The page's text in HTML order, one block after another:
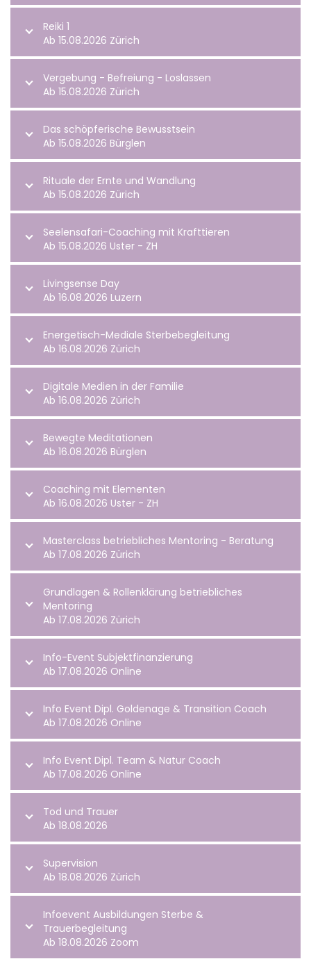
Reiki 1
Ab 15.08.2026 Zürich
Vergebung - Befreiung - Loslassen
Ab 15.08.2026 Zürich
Das schöpferische Bewusstsein
Ab 15.08.2026 Bürglen
Rituale der Ernte und Wandlung
Ab 15.08.2026 Zürich
Seelensafari-Coaching mit Krafttieren
Ab 15.08.2026 Uster - ZH
Livingsense Day
Ab 16.08.2026 Luzern
Energetisch-Mediale Sterbebegleitung
Ab 16.08.2026 Zürich
Digitale Medien in der Familie
Ab 16.08.2026 Zürich
Bewegte Meditationen
Ab 16.08.2026 Bürglen
Coaching mit Elementen
Ab 16.08.2026 Uster - ZH
Masterclass betriebliches Mentoring - Beratung
Ab 17.08.2026 Zürich
Grundlagen & Rollenklärung betriebliches
Mentoring
Ab 17.08.2026 Zürich
Info-Event Subjektfinanzierung
Ab 17.08.2026 Online
Info Event Dipl. Goldenage & Transition Coach
Ab 17.08.2026 Online
Info Event Dipl. Team & Natur Coach
Ab 17.08.2026 Online
Tod und Trauer
Ab 18.08.2026
Supervision
Ab 18.08.2026 Zürich
Infoevent Ausbildungen Sterbe &
Trauerbegleitung
Ab 18.08.2026 Zoom